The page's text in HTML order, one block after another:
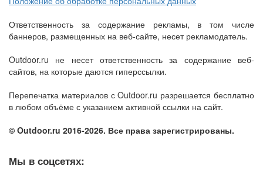
Ответственность за содержание рекламы, в том числе
баннеров, размещенных на веб-сайте, несет рекламодатель.
Outdoor.ru не несет ответственность за содержание веб-
сайтов, на которые даются гиперссылки.
Перепечатка материалов с Outdoor.ru разрешается бесплатно
в любом объёме с указанием активной ссылки на сайт.
© Outdoor.ru 2016-2026. Все права зарегистрированы.
Мы в соцсетях: